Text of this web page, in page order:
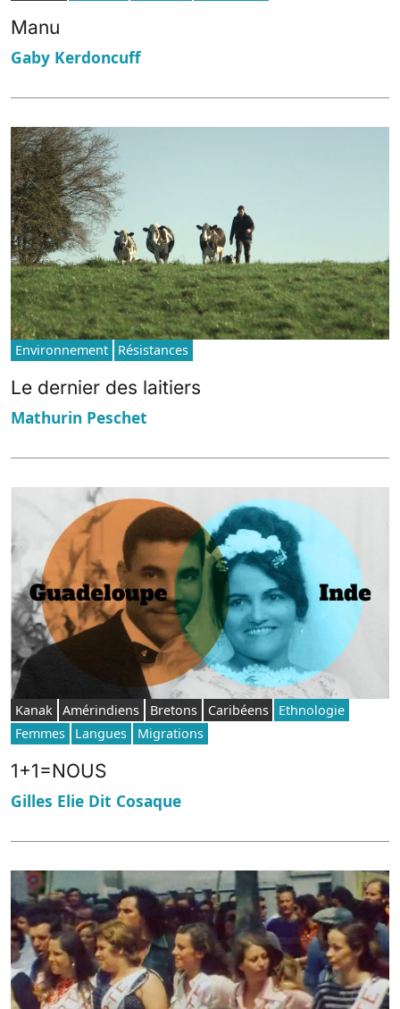
Manu
Gaby Kerdoncuff
Environnement Résistances
Le dernier des laitiers
Mathurin Peschet
Kanak Amérindiens Bretons Caribéens
Ethnologie
Femmes
Langues Migrations
1+1=NOUS
Gilles Elie Dit Cosaque